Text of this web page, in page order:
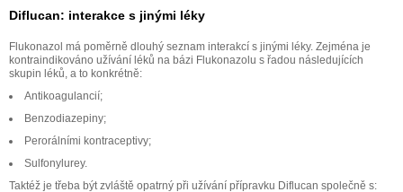
Diflucan: interakce s jinými léky
Flukonazol má poměrně dlouhý seznam interakcí s jinými léky. Zejména je
kontraindikováno užívání léků na bázi Flukonazolu s řadou následujících
skupin léků, a to konkrétně:
Antikoagulancií;
Benzodiazepiny;
Perorálními kontraceptivy;
Sulfonylurey.
Taktéž je třeba být zvláště opatrný při užívání přípravku Diflucan společně s: